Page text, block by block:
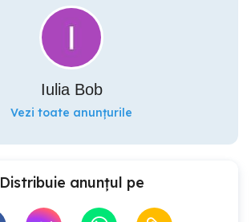
Iulia Bob
Vezi toate anunțurile
Distribuie anunțul pe